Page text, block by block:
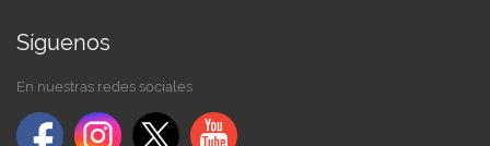
Síguenos
En nuestras redes sociales